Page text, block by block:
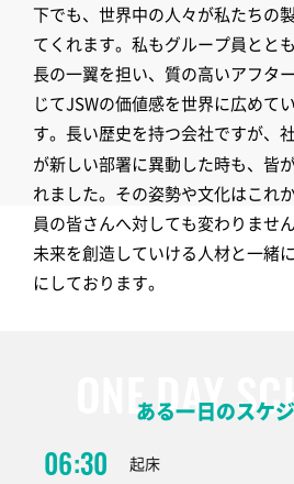
下でも、世界中の人々が私たちの
てくれます。私もグループ員とと
長の一翼を担い、質の高いアフタ
じてJSWの価値感を世界に広めて
す。長い歴史を持つ会社ですが、
が新しい部署に異動した時も、皆
れました。その姿勢や文化はこれ
員の皆さんへ対しても変わりませ
未来を創造していける人材と一緒
にしております。
ONE DAY
ある一日のスケ
06:30 起床